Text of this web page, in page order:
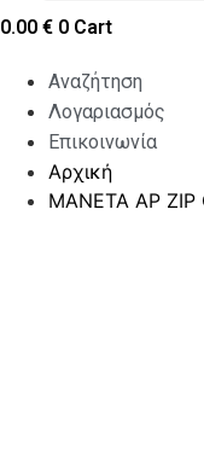
0.00 € 0 Cart
Αναζήτηση
Λογαριασμός
Επικοινωνία
Αρχική
ΜΑΝΕΤΑ ΑΡ ΖΙΡ